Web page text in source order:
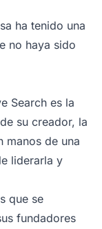
ha tenido una
no haya sido
Search es la
su creador, la
manos de una
liderarla y
que se
fundadores